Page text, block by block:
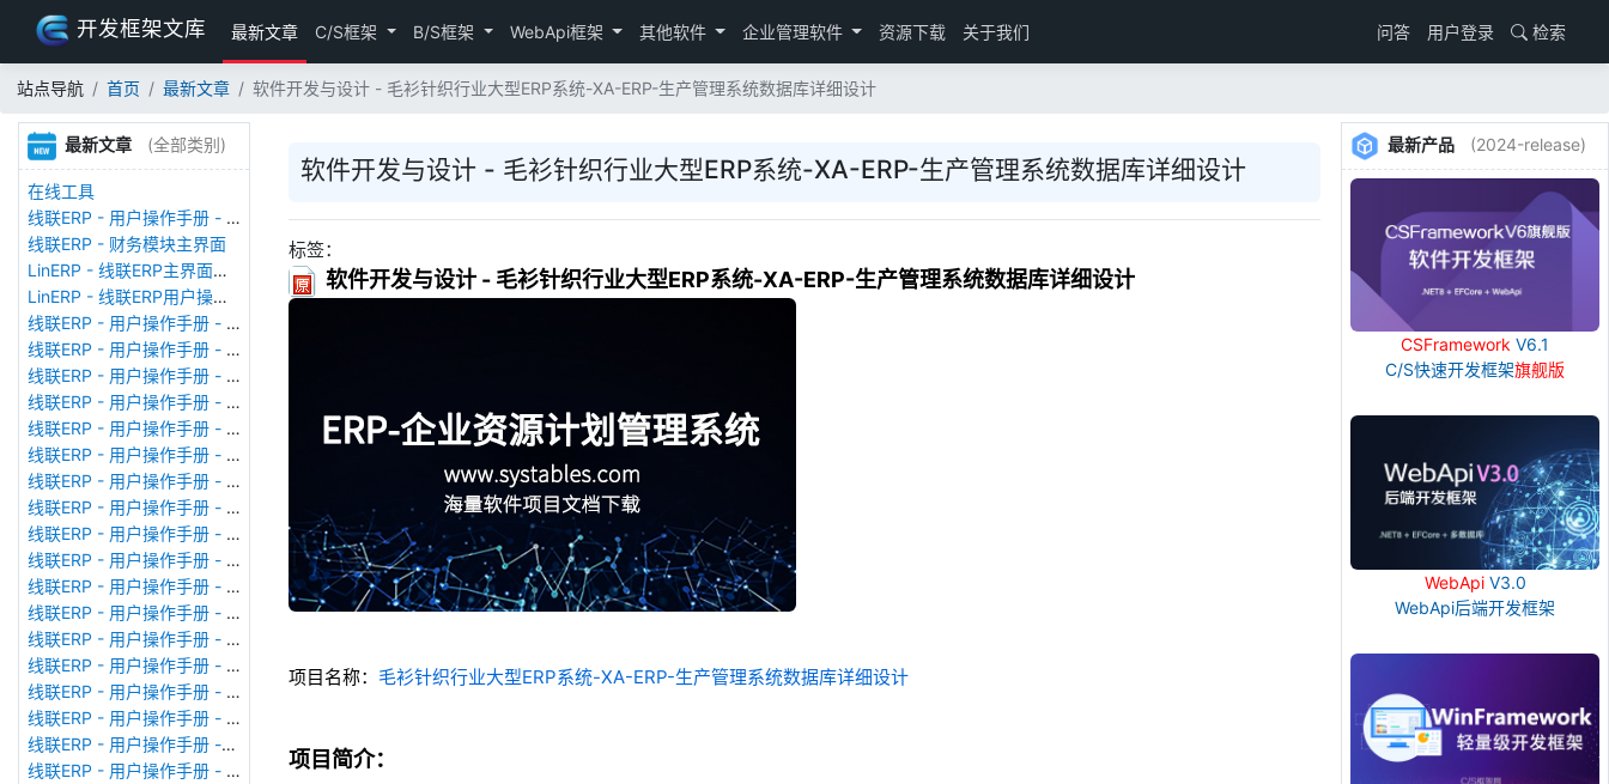
开发框架文库 最新文章 C/S框架 B/S框架 WebApi框架 其他软件 企业管理软件 资源下载 关于我们 问答 用户登录 检索
站点导航 首页 最新文章 软件开发与设计 - 毛衫针织行业大型ERP系统-XA-ERP-生产管理系统数据库详细设计
最新文章 (全部类别)
在线工具
线联ERP - 用户操作手册 - 存货期初
线联ERP - 财务模块主界面
LinERP - 线联ERP主界面（HOME）
LinERP - 线联ERP用户操作手册 - 系统登陆
线联ERP - 用户操作手册 - 查看在线用户
线联ERP - 用户操作手册 - 数据备份
线联ERP - 用户操作手册 - 工厂管理
线联ERP - 用户操作手册 - 帐套管理
线联ERP - 用户操作手册 - 语种设置
线联ERP - 用户操作手册 - 国际化多语言
线联ERP - 用户操作手册 - 报表管理
线联ERP - 用户操作手册 - 字段名管理
线联ERP - 用户操作手册 - 模块管理
线联ERP - 用户操作手册 - 广播消息
线联ERP - 用户操作手册 - 审计日志
线联ERP - 用户操作手册 - 公司资料设置
线联ERP - 用户操作手册 - 系统参数设置
线联ERP - 用户操作手册 - 单据类型
线联ERP - 用户操作手册 - 号码规则
线联ERP - 用户操作手册 - 功能菜单
线联ERP - 用户操作手册 -分配临时角色
线联ERP - 用户操作手册 - 组织架构
软件开发与设计 - 毛衫针织行业大型ERP系统-XA-ERP-生产管理系统数据库详细设计
标签：
软件开发与设计 - 毛衫针织行业大型ERP系统-XA-ERP-生产管理系统数据库详细设计
项目名称： 毛衫针织行业大型ERP系统-XA-ERP-生产管理系统数据库详细设计
项目简介：
最新产品 (2024-release)
CSFramework V6.1
C/S快速开发框架旗舰版
WebApiV3.0
WebApi后端开发框架